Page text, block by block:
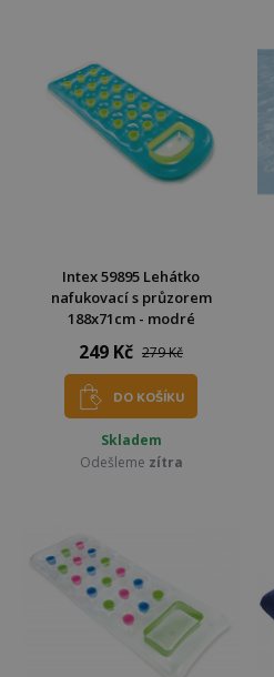
Intex 59895 Lehátko
nafukovací s průzorem
188x71cm - modré
249 Kč 279 Kč
DO KOŠÍKU
Skladem
Odešleme zítra